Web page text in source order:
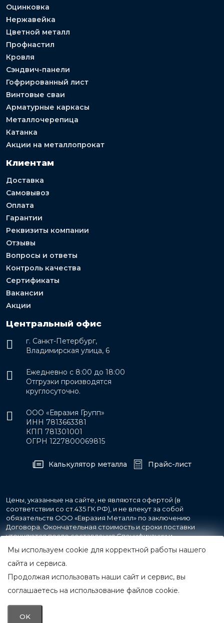
Оцинковка
Нержавейка
Цветной металл
Профнастил
Кровля
Сэндвич-панели
Гофрированный лист
Винтовые сваи
Арматурные каркасы
Металлочерепица
Катанка
Акции на металлопрокат
Клиентам
Доставка
Самовывоз
Оплата
Гарантии
Реквизиты компании
Отзывы
Вопросы и ответы
Контроль качества
Сертификаты
Вакансии
Акции
Центральный офис
г. Санкт-Петербург,
Владимирская улица, 6
Ежедневно с 8:00 до 18:00
Отгрузки производятся
круглосуточно.
ООО «Евразия Групп»
ИНН 7813663381
КПП 781301001
ОГРН 1227800069815
Калькулятор металла Прайс-лист
Цены, указанные на сайте, не являются офертой (в
соответствии со ст.435 ГК РФ), и не влекут за собой
обязательств ООО «Евразия Металл» по заключению
Договора. Окончательная стоимость и сроки поставки
уточняются после составления Спецификации и
фиксируются в Счете на оплату, а также Спецификации на
поставку товара.
© 2007-2026 Все права защищены.
ООО «Евразия Металл»
Мы используем cookie для корректной работы нашего
сайта и сервиса.
Продолжая использовать наши сайт и сервис, вы
соглашаетесь на использование файлов cookie.
OK